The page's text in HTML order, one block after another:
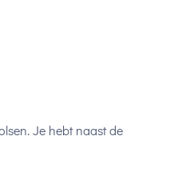
Je hebt naast de